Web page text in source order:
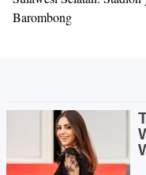
Barombong